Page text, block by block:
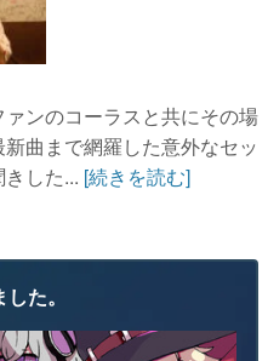
ンのコーラスと共にその場
曲まで網羅した意外なセッ
した... [続きを読む]
た。